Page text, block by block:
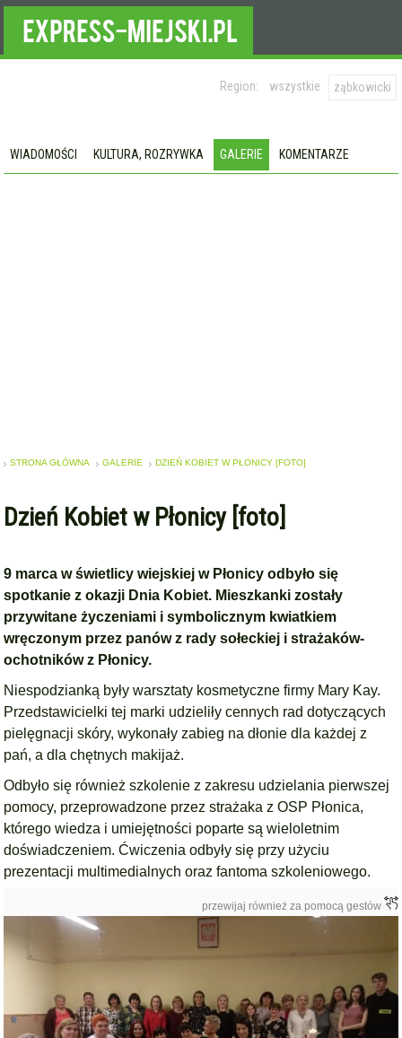
Region: wszystkie ząbkowicki
WIADOMOŚCI KULTURA, ROZRYWKA GALERIE KOMENTARZE
STRONA GŁÓWNA GALERIE DZIEŃ KOBIET W PŁONICY [FOTO]
Dzień Kobiet w Płonicy [foto]
9 marca w świetlicy wiejskiej w Płonicy odbyło się
spotkanie z okazji Dnia Kobiet. Mieszkanki zostały
przywitane życzeniami i symbolicznym kwiatkiem
wręczonym przez panów z rady sołeckiej i strażaków-
ochotników z Płonicy.
Niespodzianką były warsztaty kosmetyczne firmy Mary Kay.
Przedstawicielki tej marki udzieliły cennych rad dotyczących
pielęgnacji skóry, wykonały zabieg na dłonie dla każdej z
pań, a dla chętnych makijaż.
Odbyło się również szkolenie z zakresu udzielania pierwszej
pomocy, przeprowadzone przez strażaka z OSP Płonica,
którego wiedza i umiejętności poparte są wieloletnim
doświadczeniem. Ćwiczenia odbyły się przy użyciu
prezentacji multimedialnych oraz fantoma szkoleniowego.
przewijaj również za pomocą gestów